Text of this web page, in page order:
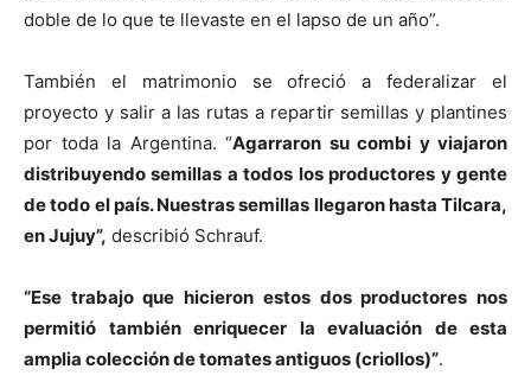
doble de lo que te llevaste en el lapso de un año”.
También el matrimonio se ofreció a federalizar el
proyecto y salir a las rutas a repartir semillas y plantines
por toda la Argentina. “Agarraron su combi y viajaron
distribuyendo semillas a todos los productores y gente
de todo el país. Nuestras semillas llegaron hasta Tilcara,
en Jujuy”, describió Schrauf.
“Ese trabajo que hicieron estos dos productores nos
permitió también enriquecer la evaluación de esta
amplia colección de tomates antiguos (criollos)”.